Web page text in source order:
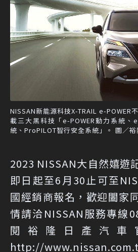
NISSAN新能源科技X-TRAIL e-POWER
載三大黑科技「e-POWER動力系統、
統、ProPILOT智行安全系統」。 圖／裕
2023 NISSAN大自然嬉遊
即日起至6月30止可至
國經銷商報名，歡迎闔家
情請洽NISSAN服務專線
閱裕隆日產汽車
http://